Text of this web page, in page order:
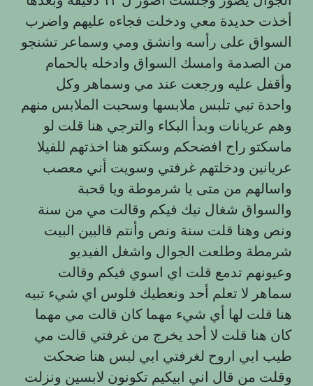
أخذت حديدة معي ودخلت فجاءه عليهم واضرب
السواق على رأسه وانشق ومي وسماعر تشنجو
من الصدمة وامسك السواق وادخله بالحمام
وأقفل عليه ورجعت عند مي وسماهر وكل
واحدة تبي تلبس ملابسها وسحبت الملابس منهم
وهم عريانات وبدأ البكاء والترجي هنا قلت لو
ماسكتو راح افضحكم وسكتو هنا اخذتهم للفيلا
عريانين ودخلتهم غرفتي وسويت أني معصب
واسالهم من متى يا شرموطة ويا قحبة
والسواق شغال نيك فيكم وقالت مي من سنة
ونص وهنا قلت سنة ونص وأنتم قالبين البيت
شرمطة وطلعت الجوال واشغل الفيديو
وعيونهم تدمع قلت اي اسوي فيكم وقالت
سماهر لا تعلم أحد ونعطيك فلوس اي شيء تبيه
هنا قلت لها أي شيء مهما كان قالت مي مهما
كان هنا قلت لا أحد يخرج من غرفتي قالت مي
طيب ابي اروح لغرفتي ابي لبس هنا ضحكت
وقلت من قال اني ابيكيم تكونون لابسين ونزلت